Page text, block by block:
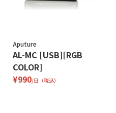
Aputure
AL-MC [USB][RGB
COLOR]
¥990/日（税込）